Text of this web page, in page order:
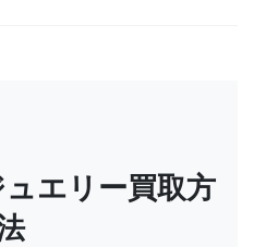
エリー買取方